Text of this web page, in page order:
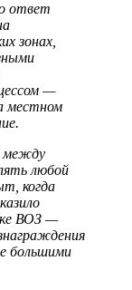
ответ
зонах,
—
местном
между
любой
когда
ВОЗ —
большими